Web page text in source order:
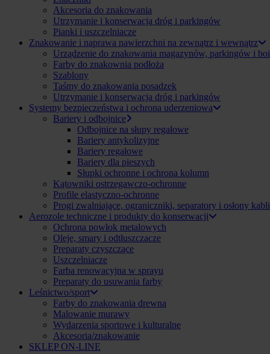
Akcesoria do znakowania
Utrzymanie i konserwacja dróg i parkingów
Pianki i uszczelniacze
Znakowanie i naprawa nawierzchni na zewnątrz i wewnątrz
Urządzenie do znakowania magazynów, parkingów i
Farby do znakownia podłoża
Szablony
Taśmy do znakowania posadzek
Utrzymanie i konserwacja dróg i parkingów
Systemy bezpieczeństwa i ochrona uderzeniowa
Bariery i odbojnice
Odbojnice na słupy regałowe
Bariery antykolizyjne
Bariery regałowe
Bariery dla pieszych
Słupki ochronne i ochrona kolumn
Kątowniki ostrzegawczo-ochronne
Profile elastyczno-ochronne
Progi zwalniające, ograniczniki, separatory i osłony kabli
Aerozole techniczne i produkty do konserwacji
Ochrona powłok metalowych
Oleje, smary i odtłuszczacze
Preparaty czyszczące
Uszczelniacze
Farba renowacyjna w sprayu
Preparaty do usuwania farby
Leśnictwo/sport
Farby do znakowania drewna
Malowanie murawy
Wydarzenia sportowe i kulturalne
Akcesoria/znakowanie
SKLEP ON-LINE